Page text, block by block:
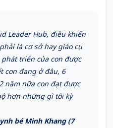
Leader Hub, điều khiến
là cơ sở hay giáo cụ
triển của con được
con đang ở đâu, 6
năm nữa con đạt được
hơn những gì tôi kỳ
bé Minh Khang (7